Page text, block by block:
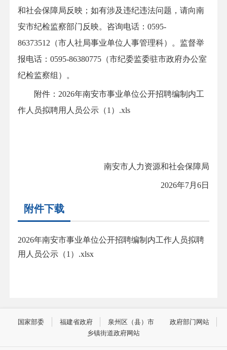
和社会保障局反映；如有涉及违纪违法问题，请向南
安市纪检监察部门反映。咨询电话：0595-
86373512（市人社局事业单位人事管理科）。监督举
报电话：0595-86380775（市纪委监委驻市政府办公室
纪检监察组）。
附件：2026年南安市事业单位公开招聘编制内工
作人员拟聘用人员公示（1）.xls
南安市人力资源和社会保障局
2026年7月6日
附件下载
2026年南安市事业单位公开招聘编制内工作人员拟聘
用人员公示（1）.xlsx
国家部委 福建省政府 泉州区（县）市
政府部门网站
乡镇街道政府网站